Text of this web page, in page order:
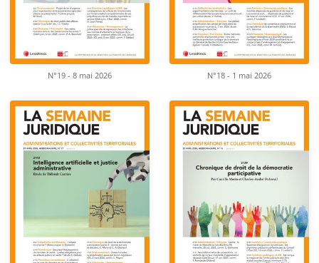
N°19 - 8 mai 2026 N°18 - 1 mai 2026